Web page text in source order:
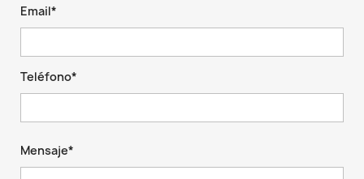
Email*
Teléfono*
Mensaje*